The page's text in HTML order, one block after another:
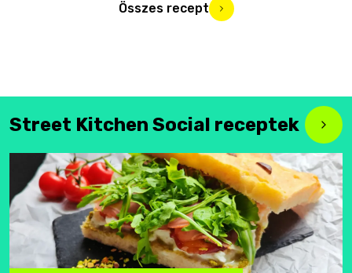
Összes recept
Street Kitchen Social receptek